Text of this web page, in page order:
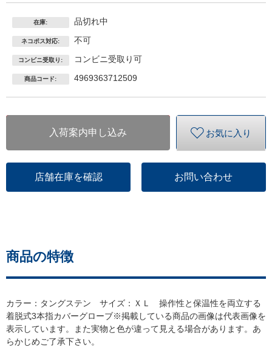
在庫: 品切れ中
ネコポス対応: 不可
コンビニ受取り: コンビニ受取り可
商品コード: 4969363712509
入荷案内申し込み お気に入り
店舗在庫を確認 お問い合わせ
商品の特徴
カラー：タングステン サイズ：ＸＬ 操作性と保温性を両立する
着脱式3本指カバーグローブ※掲載している商品の画像は代表画像を
表示しています。また実物と色が違って見える場合があります。あ
らかじめご了承下さい。